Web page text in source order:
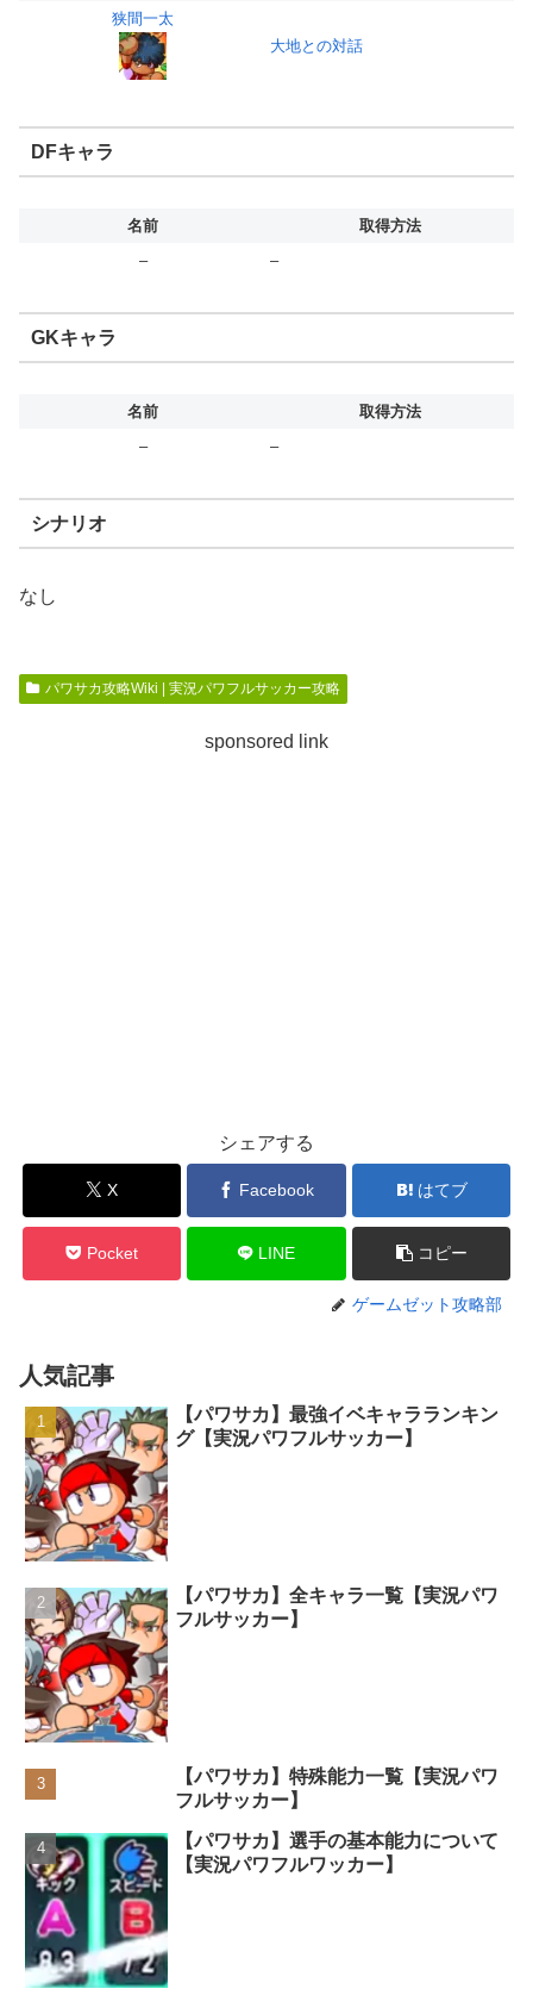
狭間一太
大地との対話
DFキャラ
名前
取得方法
–
–
GKキャラ
名前
取得方法
–
–
シナリオ
なし
パワサカ攻略Wiki | 実況パワフルサッカー攻略
sponsored link
シェアする
X Facebook はてブ
Pocket LINE コピー
ゲームゼット攻略部
人気記事
【パワサカ】最強イベキャラランキン
グ【実況パワフルサッカー】
【パワサカ】全キャラ一覧【実況パワ
フルサッカー】
【パワサカ】特殊能力一覧【実況パワ
フルサッカー】
【パワサカ】選手の基本能力について
【実況パワフルワッカー】